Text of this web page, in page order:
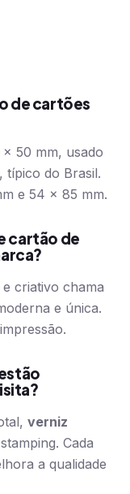
de cartões
50 mm, usado
típico do Brasil.
e 54 × 85 mm.
cartão de
criativo chama
e única.
verniz
Cada
a qualidade